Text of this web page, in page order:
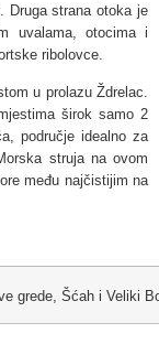
Druga strana otoka je
uvalama, otocima i
ribolovce.
u prolazu Ždrelac.
širok samo 2
područje idealno za
struja na ovom
među najčistijim na
grede, Šćah i Veliki